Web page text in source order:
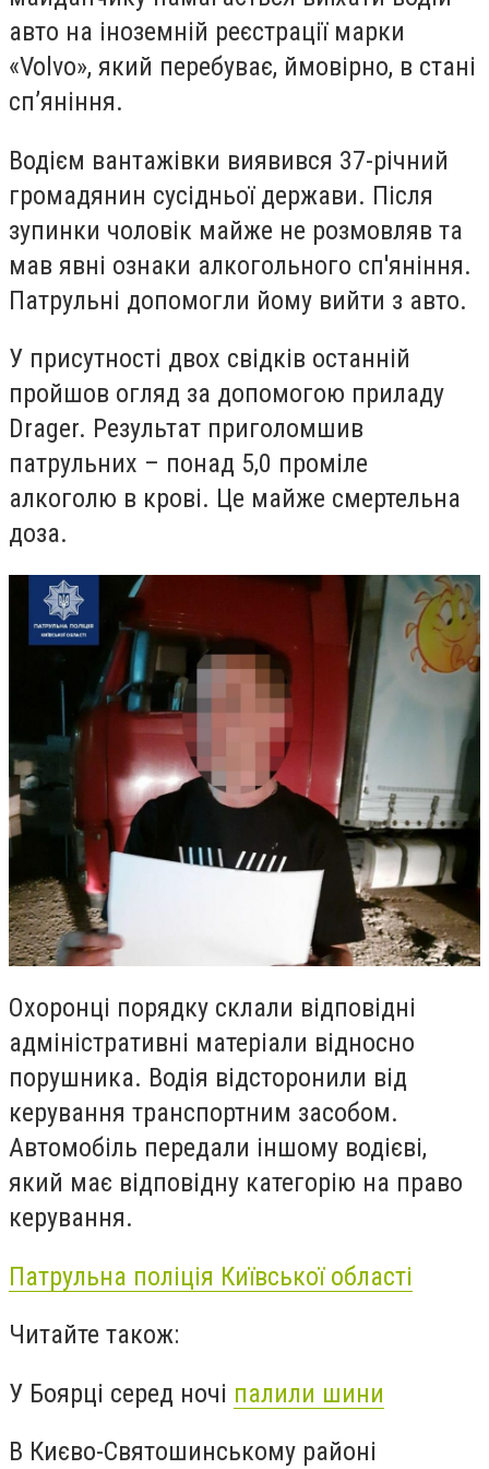
авто на іноземній реєстрації марки
«Volvo», який перебуває, ймовірно, в стані
сп’яніння.
Водієм вантажівки виявився 37-річний
громадянин сусідньої держави. Після
зупинки чоловік майже не розмовляв та
мав явні ознаки алкогольного сп'яніння.
Патрульні допомогли йому вийти з авто.
У присутності двох свідків останній
пройшов огляд за допомогою приладу
Drager. Результат приголомшив
патрульних – понад 5,0 проміле
алкоголю в крові. Це майже смертельна
доза.
Охоронці порядку склали відповідні
адміністративні матеріали відносно
порушника. Водія відсторонили від
керування транспортним засобом.
Автомобіль передали іншому водієві,
який має відповідну категорію на право
керування.
Патрульна поліція Київської області
Читайте також:
У Боярці серед ночі палили шини
В Києво-Святошинському районі